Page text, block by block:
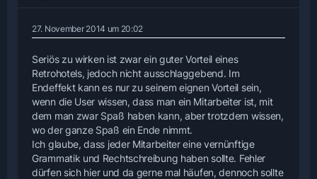
27. November 2014 um 20:02
Seriös zu wirken ist zwar ein guter Vorteil eines
Retrohotels, jedoch nicht ausschlaggebend. Im
Endeffekt kann es nur zu seinem eignen Vorteil sein,
wenn die User wissen, dass man ein Mitarbeiter ist, mit
dem man zwar Spaß haben kann, aber trotzdem wissen,
wo der ganze Spaß ein Ende nimmt.
Ich glaube, dass jeder Mitarbeiter eine vernünftige
Grammatik und Rechtschreibung haben sollte. Fehler
dürfen sich hier und da gerne mal häufen, dennoch sollte